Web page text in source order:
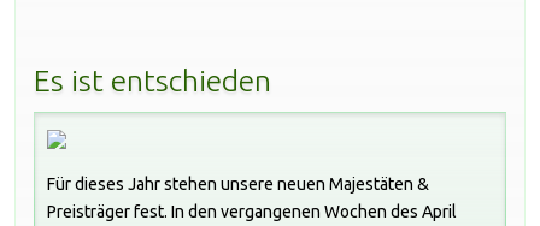
Es ist entschieden
Für dieses Jahr stehen unsere neuen Majestäten &
Preisträger fest. In den vergangenen Wochen des April